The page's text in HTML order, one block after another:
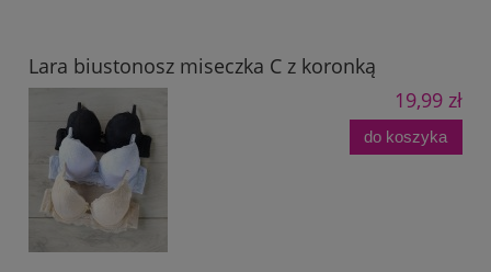
Lara biustonosz miseczka C z koronką
19,99 zł
do koszyka